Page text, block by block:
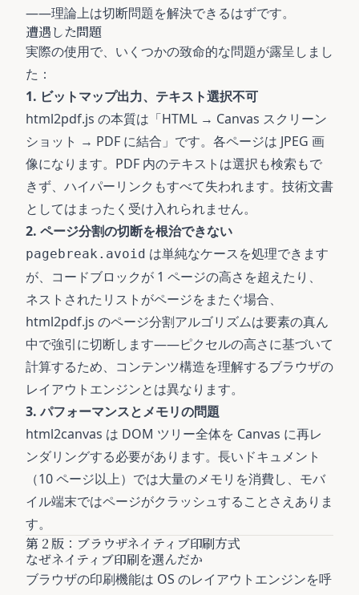
——理論上は切断問題を解決できるはずです。
遭遇した問題
実際の使用で、いくつかの致命的な問題が露呈しまし
た：
1. ビットマップ出力、テキスト選択不可
html2pdf.js の本質は「HTML → Canvas スクリーン
ショット → PDF に結合」です。各ページは JPEG 画
像になります。PDF 内のテキストは選択も検索もで
きず、ハイパーリンクもすべて失われます。技術文書
としてはまったく受け入れられません。
2. ページ分割の切断を根治できない
pagebreak.avoid は単純なケースを処理できます
が、コードブロックが 1 ページの高さを超えたり、
ネストされたリストがページをまたぐ場合、
html2pdf.js のページ分割アルゴリズムは要素の真ん
中で強引に切断します——ピクセルの高さに基づいて
計算するため、コンテンツ構造を理解するブラウザの
レイアウトエンジンとは異なります。
3. パフォーマンスとメモリの問題
html2canvas は DOM ツリー全体を Canvas に再レ
ンダリングする必要があります。長いドキュメント
（10 ページ以上）では大量のメモリを消費し、モバ
イル端末ではページがクラッシュすることさえありま
す。
第 2 版：ブラウザネイティブ印刷方式
なぜネイティブ印刷を選んだか
ブラウザの印刷機能は OS のレイアウトエンジンを呼